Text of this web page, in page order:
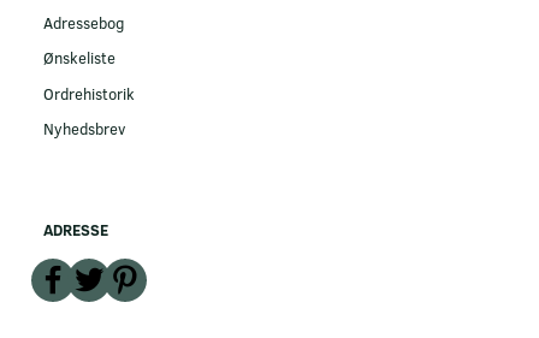
Adressebog
Ønskeliste
Ordrehistorik
Nyhedsbrev
ADRESSE